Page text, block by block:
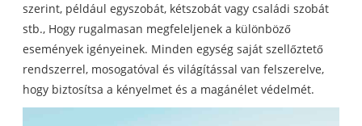
szerint, például egyszobát, kétszobát vagy családi szobát
stb., Hogy rugalmasan megfeleljenek a különböző
események igényeinek. Minden egység saját szellőztető
rendszerrel, mosogatóval és világítással van felszerelve,
hogy biztosítsa a kényelmet és a magánélet védelmét.